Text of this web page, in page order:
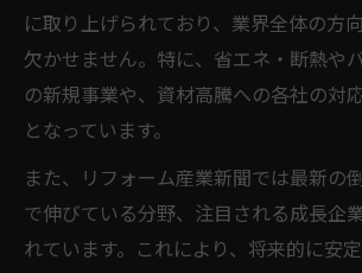
信頼できるリフォーム選びの極意
リフォーム業界で信頼される
ランキングや口コミで見る業
リフォーム産業新聞の情報を
リフォームイベントで業者比
リフォームフェア2026が選
由
に取り上げられており、業界全体の方
欠かせません。特に、省エネ・断熱や
の新規事業や、資材高騰への各社の対
となっています。
また、リフォーム産業新聞では最新の
で伸びている分野、注目される成長企
れています。これにより、将来的に安